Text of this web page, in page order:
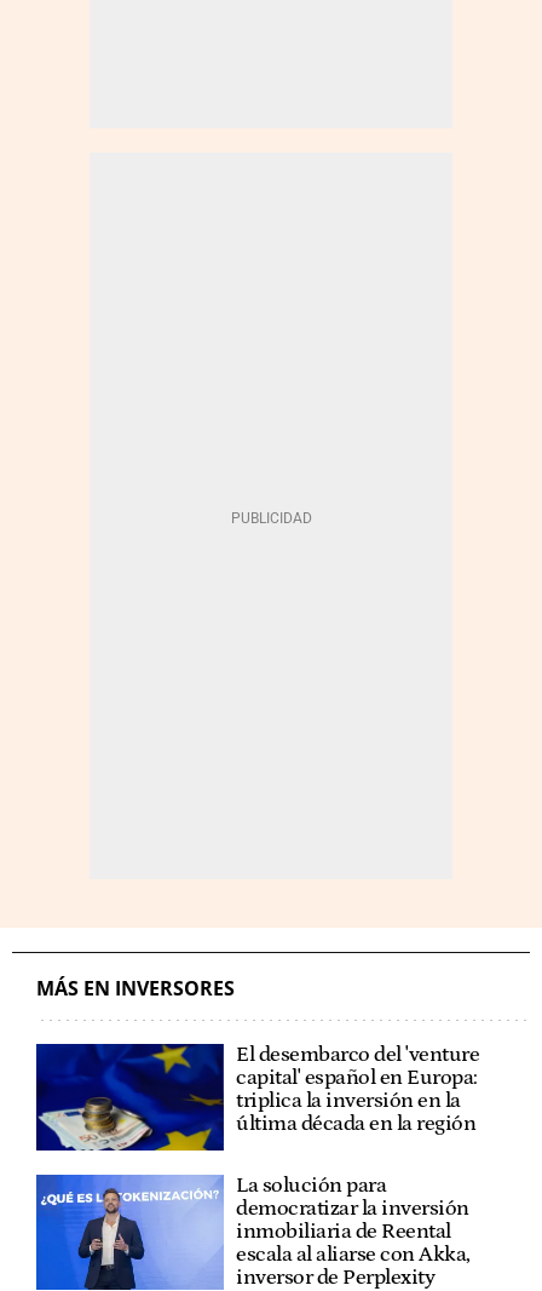
MÁS EN INVERSORES
El desembarco del 'venture
capital' español en Europa:
triplica la inversión en la
última década en la región
La solución para
democratizar la inversión
inmobiliaria de Reental
escala al aliarse con Akka,
inversor de Perplexity